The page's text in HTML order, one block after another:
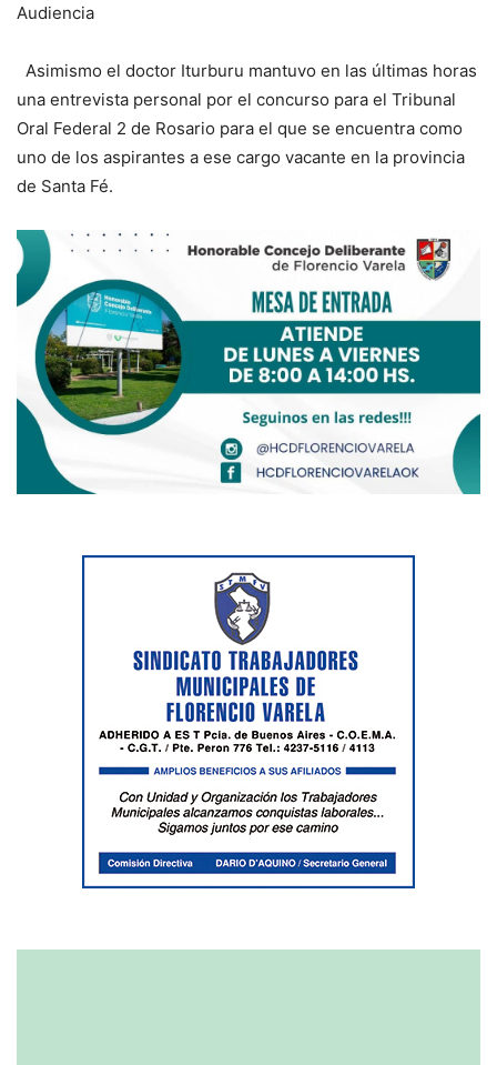
Audiencia
Asimismo el doctor Iturburu mantuvo en las últimas horas
una entrevista personal por el concurso para el Tribunal
Oral Federal 2 de Rosario para el que se encuentra como
uno de los aspirantes a ese cargo vacante en la provincia
de Santa Fé.